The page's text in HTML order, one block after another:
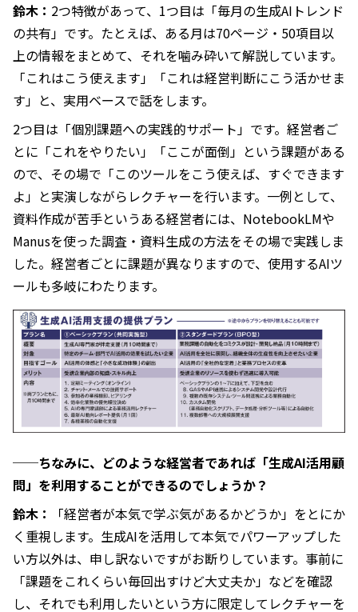
鈴木： 2つ特徴があって、1つ目は「毎月の生成AIトレンド
の共有」です。たとえば、ある月は70ページ・50項目以
上の情報をまとめて、それを噛み砕いて解説しています。
「これはこう使えます」「これは経営判断にこう活かせま
す」と、実用ベースで話をします。
2つ目は「個別課題への実践的サポート」です。経営者ご
とに「これをやりたい」「ここが面倒」という課題がある
ので、その場で「このツールをこう使えば、すぐできます
よ」と実演しながらレクチャーを行います。一例として、
資料作成が苦手というある経営者には、NotebookLMや
Manusを使った調査・資料生成の方法をその場で実践しま
した。経営者ごとに課題が異なりますので、使用するAIツ
ールも多岐にわたります。
──ちなみに、どのような経営者であれば「生成AI活用顧
問」を利用することができるのでしょうか？
鈴木：
「経営者が本気で学ぶ気があるかどうか」をとにか
く重視します。生成AIを活用して本気でパワーアップした
い方以外は、申し訳ないですがお断りしています。事前に
「課題をこれくらい毎回出すけど大丈夫か」などを確認
し、それでも利用したいという方に限定してレクチャーを